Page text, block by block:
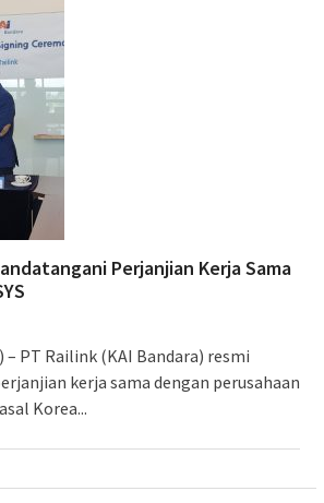
Perjanjian Kerja Sama
– PT Railink (KAI Bandara) resmi
kerja sama dengan perusahaan
Korea...